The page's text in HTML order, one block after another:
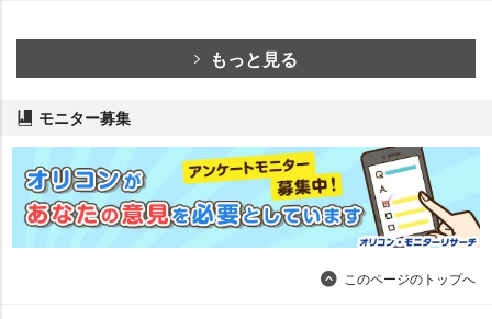
もっと見る
モニター募集
このページのトップへ